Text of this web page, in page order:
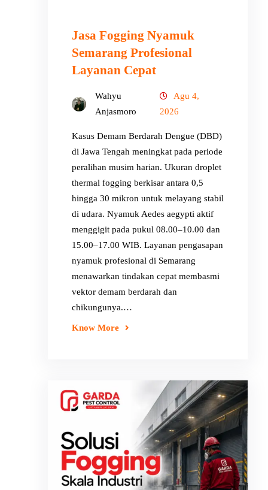
Jasa Fogging Nyamuk
Semarang Profesional
Layanan Cepat
Wahyu
Anjasmoro
Agu 4,
2026
Kasus Demam Berdarah Dengue (DBD)
di Jawa Tengah meningkat pada periode
peralihan musim harian. Ukuran droplet
thermal fogging berkisar antara 0,5
hingga 30 mikron untuk melayang stabil
di udara. Nyamuk Aedes aegypti aktif
menggigit pada pukul 08.00–10.00 dan
15.00–17.00 WIB. Layanan pengasapan
nyamuk profesional di Semarang
menawarkan tindakan cepat membasmi
vektor demam berdarah dan
chikungunya.…
Know More